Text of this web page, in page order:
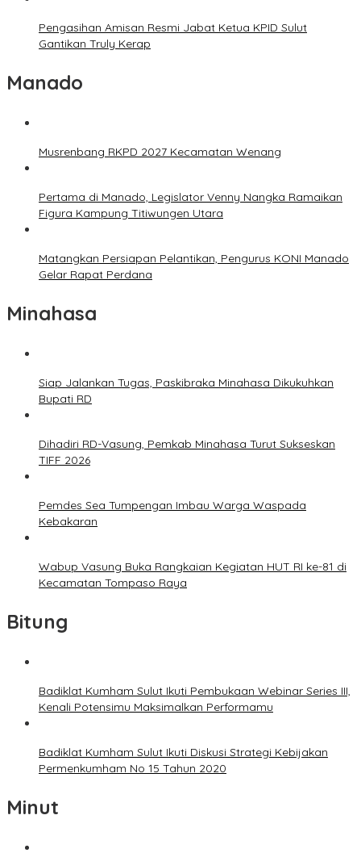
Pengasihan Amisan Resmi Jabat Ketua KPID Sulut
Gantikan Truly Kerap
Manado
Musrenbang RKPD 2027 Kecamatan Wenang
Pertama di Manado, Legislator Venny Nangka Ramaikan
Figura Kampung Titiwungen Utara
Matangkan Persiapan Pelantikan, Pengurus KONI Manado
Gelar Rapat Perdana
Minahasa
Siap Jalankan Tugas, Paskibraka Minahasa Dikukuhkan
Bupati RD
Dihadiri RD-Vasung, Pemkab Minahasa Turut Sukseskan
TIFF 2026
Pemdes Sea Tumpengan Imbau Warga Waspada
Kebakaran
Wabup Vasung Buka Rangkaian Kegiatan HUT RI ke-81 di
Kecamatan Tompaso Raya
Bitung
Badiklat Kumham Sulut Ikuti Pembukaan Webinar Series III,
Kenali Potensimu Maksimalkan Performamu
Badiklat Kumham Sulut Ikuti Diskusi Strategi Kebijakan
Permenkumham No 15 Tahun 2020
Minut